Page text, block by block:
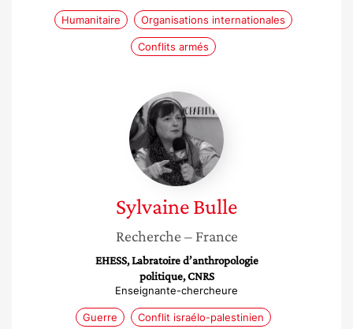
Humanitaire Organisations internationales
Conflits armés
Sylvaine
Bulle
SylvaineBulle
Recherche – France
EHESS, Labratoire d’anthropologie
politique, CNRS
Enseignante-chercheure
Guerre Conflit israélo-palestinien